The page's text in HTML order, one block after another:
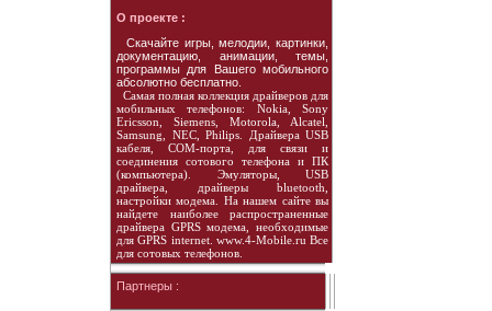
О проекте :
Скачайте игры, мелодии, картинки,
документацию, анимации, темы,
программы для Вашего мобильного
абсолютно бесплатно.
Самая полная коллекция драйверов для
мобильных телефонов: Nokia, Sony
Ericsson, Siemens, Motorola, Alcatel,
Samsung, NEC, Philips. Драйвера USB
кабеля, COM-порта, для связи и
соединения сотового телефона и ПК
(компьютера). Эмуляторы, USB
драйвера, драйверы bluetooth,
настройки модема. На нашем сайте вы
найдете наиболее распространенные
драйвера GPRS модема, необходимые
для GPRS internet. www.4-Mobile.ru Все
для сотовых телефонов.
Партнеры :